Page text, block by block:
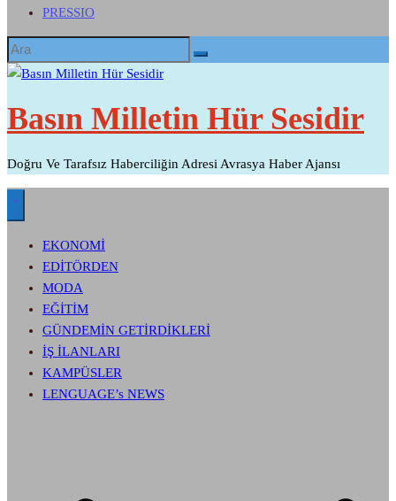
PRESSIO
Basın Milletin Hür Sesidir
Doğru Ve Tarafsız Haberciliğin Adresi Avrasya Haber Ajansı
EKONOMİ
EDİTÖRDEN
MODA
EĞİTİM
GÜNDEMİN GETİRDİKLERİ
İŞ İLANLARI
KAMPÜSLER
LENGUAGE’s NEWS